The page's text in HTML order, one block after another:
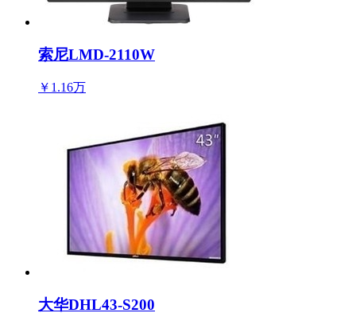
索尼LMD-2110W
￥1.16万
大华DHL43-S200